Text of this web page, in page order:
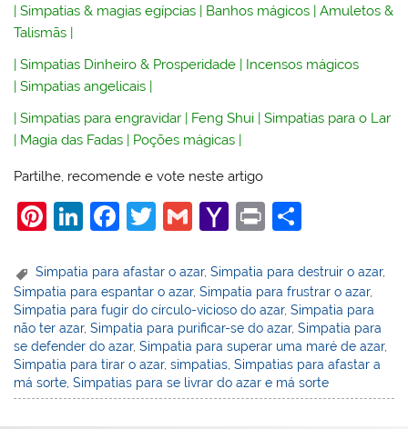
|Simpatias & magias egípcias | Banhos mágicos |Amuletos &
Talismãs |
|Simpatias Dinheiro & Prosperidade | Incensos mágicos
|Simpatias angelicais |
|Simpatias para engravidar Feng Shui |Simpatias para o Lar
Magia das Fadas Poções mágicas
Partilhe, recomende e vote neste artigo
Pi
er
e
st
Li
k
e
dI
n
F
c
e
b
o
o
T
itt
er
G
ai
l
Y
h
o
o
M
ai
Pr
t
ar
e
Simpatia para afastar o azar,Simpatia para destruir o azar,
Simpatia para espantar o azar,Simpatia para frustrar o azar,
Simpatia para fugir do círculo-vicioso do azar,Simpatia para
não ter azar,Simpatia para purificar-se do azar,Simpatia para
se defender do azar,Simpatia para superar uma maré de azar,
Simpatia para tirar o azar,simpatias ,Simpatias para afastar a
má sorte ,Simpatias para se livrar do azar e má sorte